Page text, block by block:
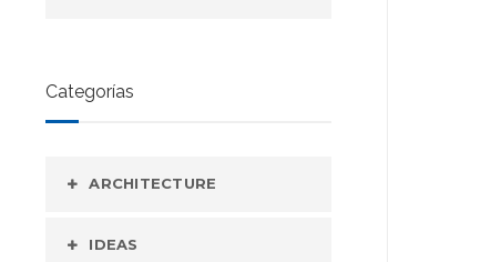
Categorías
ARCHITECTURE
IDEAS